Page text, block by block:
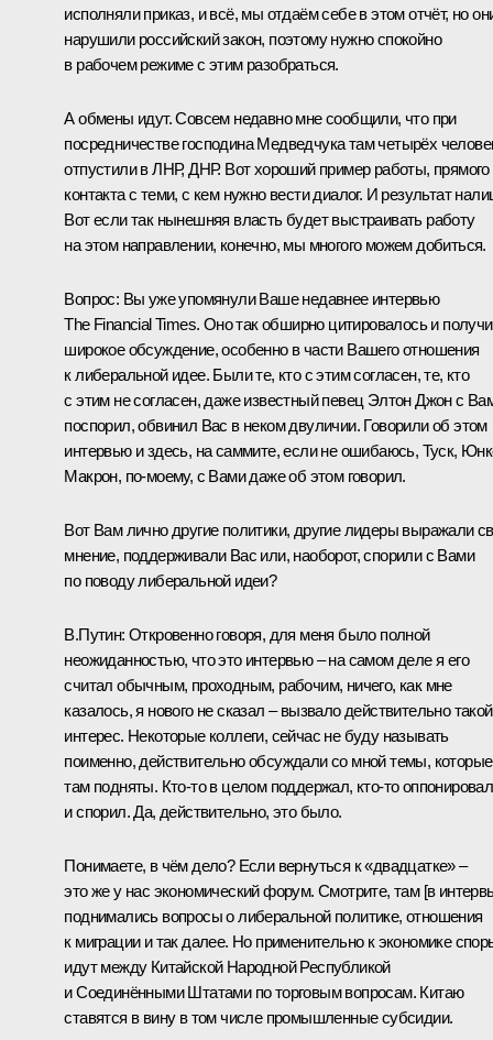
исполняли приказ, и всё, мы отдаём себе в этом отчёт, но
нарушили российский закон, поэтому нужно спокойно
в рабочем режиме с этим разобраться.
А обмены идут. Совсем недавно мне сообщили, что при
посредничестве господина Медведчука там четырёх
отпустили в ЛНР, ДНР. Вот хороший пример работы, прямого
контакта с теми, с кем нужно вести диалог. И результат
Вот если так нынешняя власть будет выстраивать работу
на этом направлении, конечно, мы многого можем добиться.
Вопрос: Вы уже упомянули Ваше недавнее интервью
The Financial Times. Оно так обширно цитировалось и
широкое обсуждение, особенно в части Вашего отношения
к либеральной идее. Были те, кто с этим согласен, те, кто
с этим не согласен, даже известный певец Элтон Джон с
поспорил, обвинил Вас в неком двуличии. Говорили об этом
интервью и здесь, на саммите, если не ошибаюсь, Туск,
Макрон, по‑моему, с Вами даже об этом говорил.
Вот Вам лично другие политики, другие лидеры выражали
мнение, поддерживали Вас или, наоборот, спорили с Вами
по поводу либеральной идеи?
В.Путин: Откровенно говоря, для меня было полной
неожиданностью, что это интервью – на самом деле я его
считал обычным, проходным, рабочим, ничего, как мне
казалось, я нового не сказал – вызвало действительно такой
интерес. Некоторые коллеги, сейчас не буду называть
поименно, действительно обсуждали со мной темы, которые
там подняты. Кто‑то в целом поддержал, кто‑то оппонировал
и спорил. Да, действительно, это было.
Понимаете, в чём дело? Если вернуться к «двадцатке» –
это же у нас экономический форум. Смотрите, там [в
поднимались вопросы о либеральной политике, отношения
к миграции и так далее. Но применительно к экономике
идут между Китайской Народной Республикой
и Соединёнными Штатами по торговым вопросам. Китаю
ставятся в вину в том числе промышленные субсидии.